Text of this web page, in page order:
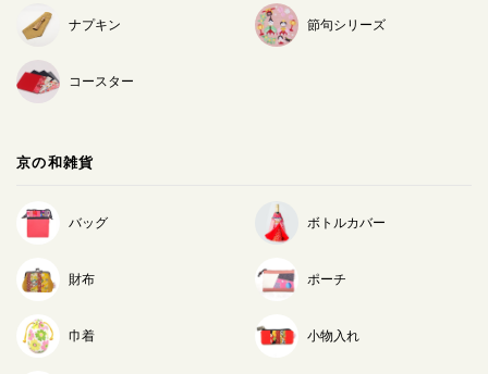
ナプキン 節句シリーズ
コースター
京の和雑貨
バッグ ボトルカバー
財布 ポーチ
巾着 小物入れ